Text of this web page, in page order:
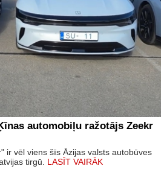
automobiļu ražotājs Zeekr
ir vēl viens šīs Āzijas valsts autobūves
tirgū. LASĪT VAIRĀK